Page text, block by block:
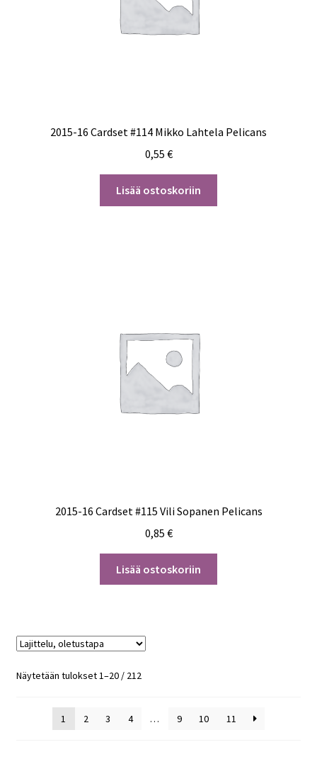
2015-16 Cardset #114 Mikko Lahtela Pelicans
0,55 €
Lisää ostoskoriin
2015-16 Cardset #115 Vili Sopanen Pelicans
0,85 €
Lisää ostoskoriin
Näytetään tulokset 1–20 / 212
1 2 3 4 … 9 10 11